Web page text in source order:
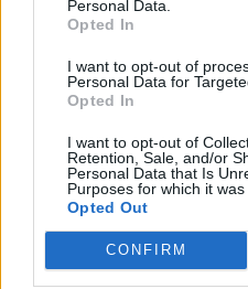
Personal Data.
Opted In
I want to opt-out of
Personal Data for
Opted In
I want to opt-out of
Retention, Sale, and/or
Personal Data that Is
Purposes for which it was
Opted Out
CONFIRM
Ακολούθησε δεξίωση σε
Κεφαλάρι Αγίου